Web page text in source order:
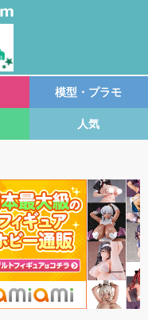
模型・プラモ
人気